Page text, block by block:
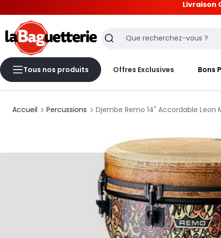
Livraison
Recherche
Tous nos produits Offres Exclusives Bons
Accueil Percussions Djembe Remo 14" Accordable Leon